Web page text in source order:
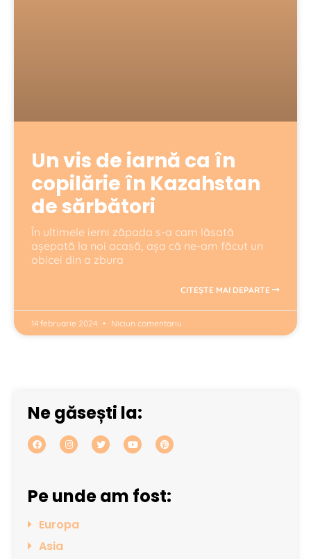
Un vis de iarnă ca în
copilărie în Kazahstan
de sărbători
În ultimele ierni zăpada s-a cam lăsată
așepată la noi acasă, așa că ne-am făcut un
obicei din a zbura
CITEȘTE MAI DEPARTE
14 februarie 2024 Niciun comentariu
Ne găsești la:
Pe unde am fost:
Europa
Asia